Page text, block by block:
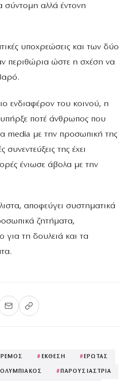
σύντομη αλλά έντονη
υποχρεώσεις και των δύο
περιθώρια ώστε η σχέση να
ενδιαφέρον του κοινού, η
ποτέ άνθρωπος που
media με την προσωπική της
της έχει
ένιωσε άβολα με την
αποφεύγει συστηματικά
ζητήματα,
για τη δουλειά και τα
# ΕΚΘΕΣΗ # ΕΡΩΤΑΣ
ΟΛΥΜΠΙΑΚΟΣ # ΠΑΡΟΥΣΙΑΣΤΡΙΑ